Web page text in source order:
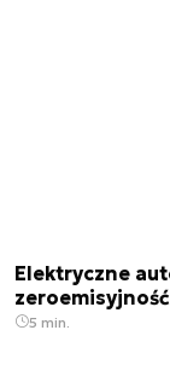
Elektryczne
5 min.